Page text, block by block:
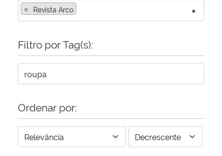
Controladoria-Geral da União
Ministério da Mulher, da Família e dos Direitos Humanos
Secretaria-Geral
Gabinete de Segurança Institucional
×
× Revista Arco
Filtro por Tag(s):
Ordenar por: